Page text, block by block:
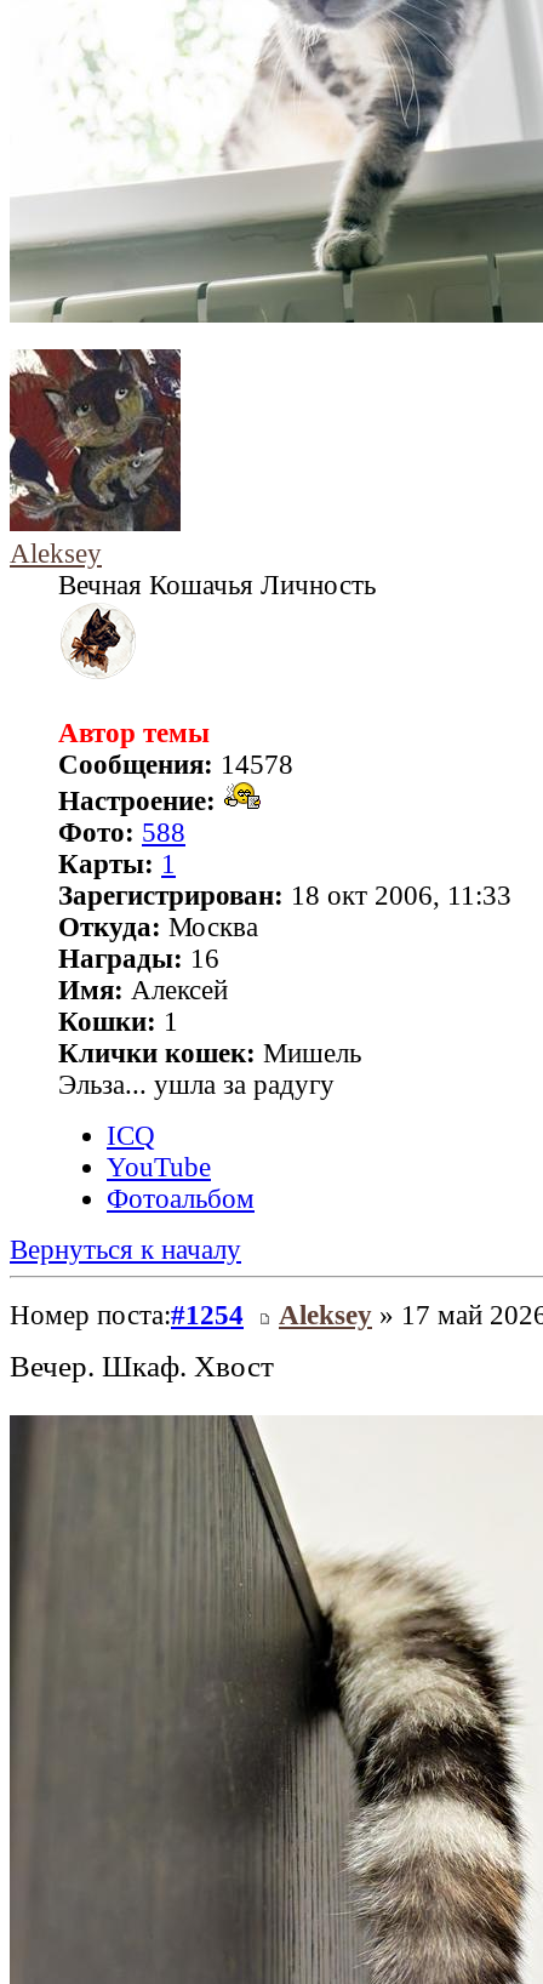
Aleksey
Вечная Кошачья Личность
Автор темы
Сообщения: 14578
Настроение:
Фото: 588
Карты: 1
Зарегистрирован: 18 окт 2006, 11:33
Откуда: Москва
Награды: 16
Имя: Алексей
Кошки: 1
Клички кошек: Мишель
Эльза... ушла за радугу
ICQ
YouTube
Фотоальбом
Вернуться к началу
Номер поста:#1254 Aleksey » 17 май
Вечер. Шкаф. Хвост